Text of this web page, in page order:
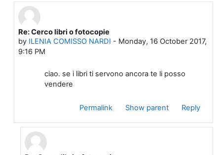
In reply to SANDY CIARALLI
Re: Cerco libri o fotocopie
by ILENIA COMISSO NARDI - Monday, 16 October 2017,
9:16 PM
ciao. se i libri ti servono ancora te li posso
vendere
Permalink Show parent Reply